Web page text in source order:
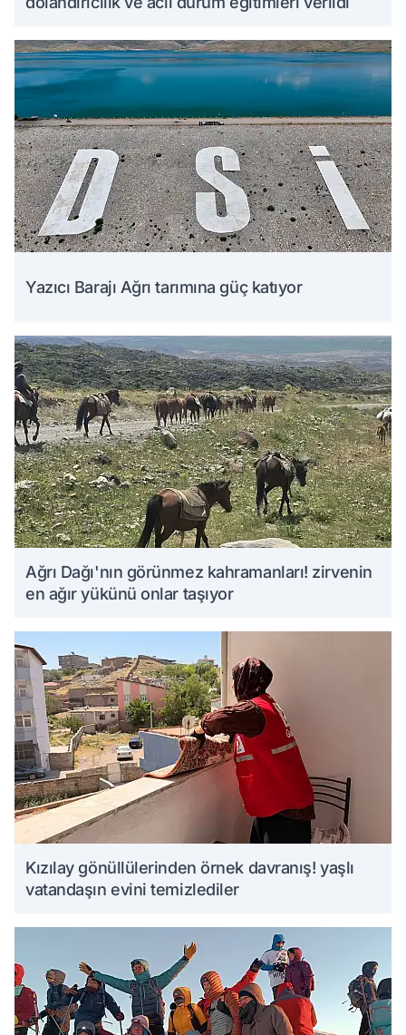
Yazıcı Barajı Ağrı tarımına güç katıyor
Ağrı Dağı'nın görünmez kahramanları! zirvenin
en ağır yükünü onlar taşıyor
Kızılay gönüllülerinden örnek davranış! yaşlı
vatandaşın evini temizlediler